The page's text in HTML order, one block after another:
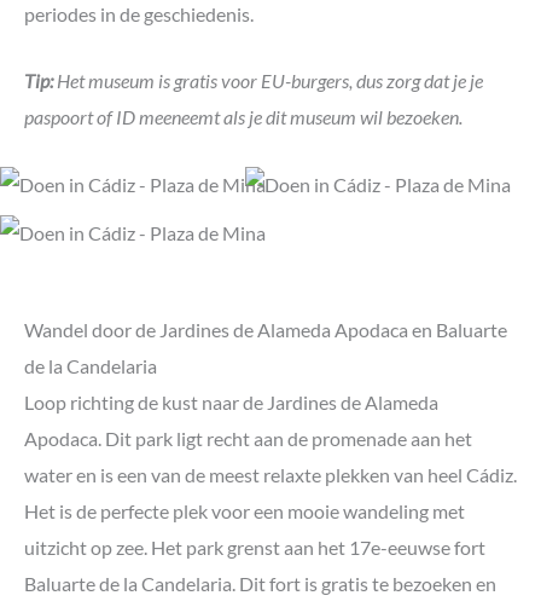
periodes in de geschiedenis.
Tip:Het museum is gratis voor EU-burgers, dus zorg dat je je
paspoort of ID meeneemt als je dit museum wil bezoeken.
Wandel door de Jardines de Alameda Apodaca en Baluarte
de la Candelaria
Loop richting de kust naar de Jardines de Alameda
Apodaca. Dit park ligt recht aan de promenade aan het
water en is een van de meest relaxte plekken van heel Cádiz.
Het is de perfecte plek voor een mooie wandeling met
uitzicht op zee. Het park grenst aan het 17e-eeuwse fort
Baluarte de la Candelaria. Dit fort is gratis te bezoeken en